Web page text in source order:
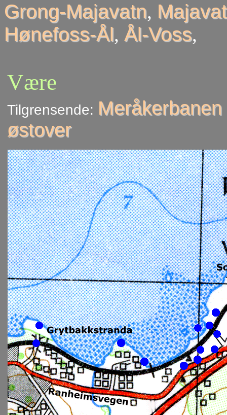
Grong-Majavatn,
Hønefoss-Ål, Ål-Voss,
Være
Tilgrensende:
østover